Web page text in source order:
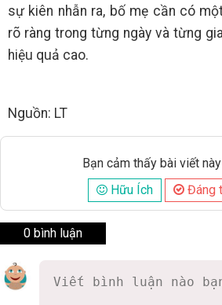
sự kiên nhẫn ra, bố mẹ cần có
rõ ràng trong từng ngày và từng
hiệu quả cao.
Nguồn: LT
Bạn cảm thấy bài viết
Hữu Ích
Đáng
0 bình luận